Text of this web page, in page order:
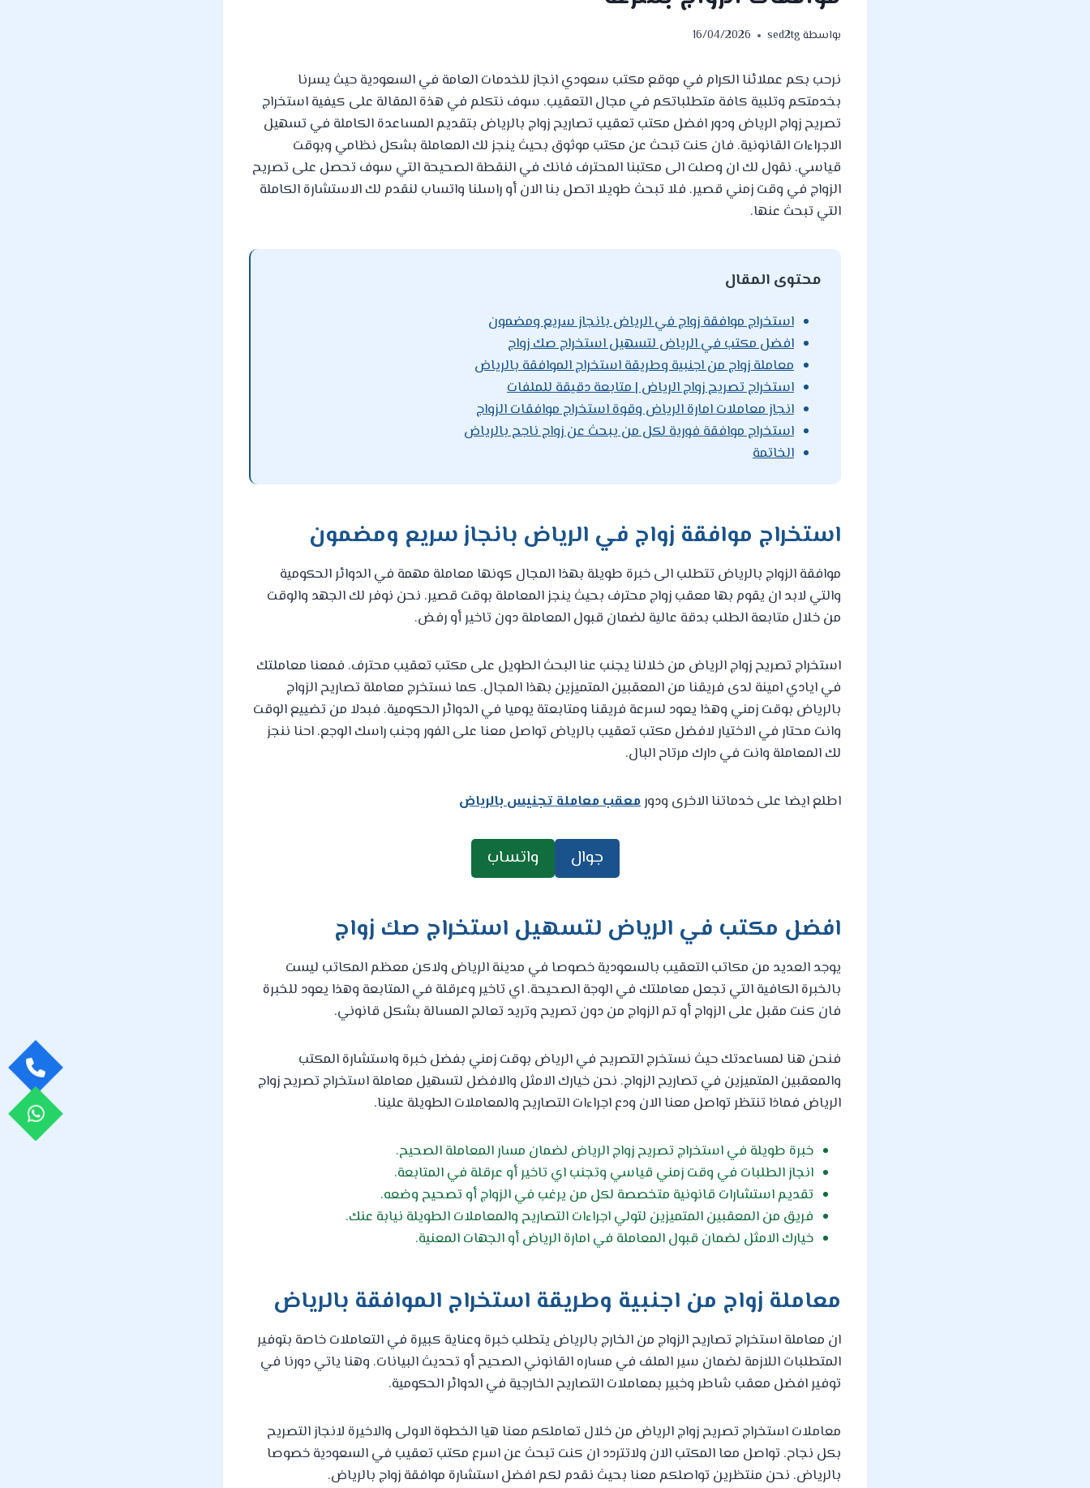
بواسطةsed2tg
16/04/2026
نرحب بكم عملائنا الكرام في موقع مكتب سعودي انجاز للخدمات العامة في السعودية حيث يسرنا
بخدمتكم وتلبية كافة متطلباتكم في مجال التعقيب. سوف نتكلم في هذة المقالة على كيفية استخراج
تصريح زواج الرياض ودور افضل مكتب تعقيب تصاريح زواج بالرياض بتقديم المساعدة الكاملة في تسهيل
الاجراءات القانونية. فان كنت تبحث عن مكتب موثوق بحيث ينجز لك المعاملة بشكل نظامي وبوقت
قياسي. نقول لك ان وصلت الى مكتبنا المحترف فانك في النقطة الصحيحة التي سوف تحصل على تصريح
الزواج في وقت زمني قصير. فلا تبحث طويلا اتصل بنا الان أو راسلنا واتساب لنقدم لك الاستشارة الكاملة
التي تبحث عنها.
محتوى المقال
استخراج موافقة زواج في الرياض بانجاز سريع ومضمون
افضل مكتب في الرياض لتسهيل استخراج صك زواج
معاملة زواج من اجنبية وطريقة استخراج الموافقة بالرياض
استخراج تصريح زواج الرياض | متابعة دقيقة للملفات
انجاز معاملات امارة الرياض وقوة استخراج موافقات الزواج
استخراج موافقة فورية لكل من يبحث عن زواج ناجح بالرياض
الخاتمة
استخراج موافقة زواج في الرياض بانجاز سريع ومضمون
موافقة الزواج بالرياض تتطلب الى خبرة طويلة بهذا المجال كونها معاملة مهمة في الدوائر الحكومية
والتي لابد ان يقوم بها معقب زواج محترف بحيث ينجز المعاملة بوقت قصير. نحن نوفر لك الجهد والوقت
من خلال متابعة الطلب بدقة عالية لضمان قبول المعاملة دون تاخير أو رفض.
استخراج تصريح زواج الرياض من خلالنا يجنب عنا البحث الطويل على مكتب تعقيب محترف. فمعنا معاملتك
في ايادي امينة لدى فريقنا من المعقبين المتميزين بهذا المجال. كما نستخرج معاملة تصاريح الزواج
بالرياض بوقت زمني وهذا يعود لسرعة فريقنا ومتابعتة يوميا في الدوائر الحكومية. فبدلا من تضييع الوقت
وانت محتار في الاختيار لافضل مكتب تعقيب بالرياض تواصل معنا على الفور وجنب راسك الوجع. احنا ننجز
لك المعاملة وانت في دارك مرتاح البال.
اطلع ايضا على خدماتنا الاخرى ودورمعقب معاملة تجنيس بالرياض
جوال واتساب
افضل مكتب في الرياض لتسهيل استخراج صك زواج
يوجد العديد من مكاتب التعقيب بالسعودية خصوصا في مدينة الرياض ولاكن معظم المكاتب ليست
بالخبرة الكافية التي تجعل معاملتك في الوجة الصحيحة. اي تاخير وعرقلة في المتابعة وهذا يعود للخبرة
فان كنت مقبل على الزواج أو تم الزواج من دون تصريح وتريد تعالج المسالة بشكل قانوني.
فنحن هنا لمساعدتك حيث نستخرج التصريح في الرياض بوقت زمني بفضل خبرة واستشارة المكتب
والمعقبين المتميزين في تصاريح الزواج. نحن خيارك الامثل والافضل لتسهيل معاملة استخراج تصريح زواج
الرياض فماذا تنتظر تواصل معنا الان ودع اجراءات التصاريح والمعاملات الطويلة علينا.
خبرة طويلة في استخراج تصريح زواج الرياض لضمان مسار المعاملة الصحيح.
انجاز الطلبات في وقت زمني قياسي وتجنب اي تاخير أو عرقلة في المتابعة.
تقديم استشارات قانونية متخصصة لكل من يرغب في الزواج أو تصحيح وضعه.
فريق من المعقبين المتميزين لتولي اجراءات التصاريح والمعاملات الطويلة نيابة عنك.
خيارك الامثل لضمان قبول المعاملة في امارة الرياض أو الجهات المعنية.
معاملة زواج من اجنبية وطريقة استخراج الموافقة بالرياض
ان معاملة استخراج تصاريح الزواج من الخارج بالرياض يتطلب خبرة وعناية كبيرة في التعاملات خاصة بتوفير
المتطلبات اللازمة لضمان سير الملف في مساره القانوني الصحيح أو تحديث البيانات. وهنا ياتي دورنا في
توفير افضل معقب شاطر وخبير بمعاملات التصاريح الخارجية في الدوائر الحكومية.
معاملات استخراج تصريح زواج الرياض من خلال تعاملكم معنا هيا الخطوة الاولى والاخيرة لانجاز التصريح
بكل نجاح. تواصل معا المكتب الان ولاتتردد ان كنت تبحث عن اسرع مكتب تعقيب في السعودية خصوصا
بالرياض. نحن منتظرين تواصلكم معنا بحيث نقدم لكم افضل استشارة موافقة زواج بالرياض.